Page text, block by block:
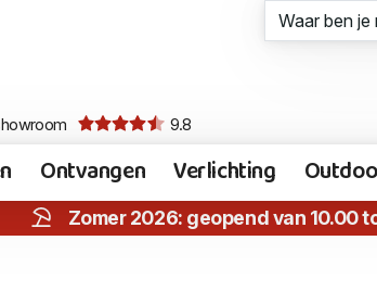
9.8
Ontvangen Verlichting
Zomer 2026: geopend van 10.00